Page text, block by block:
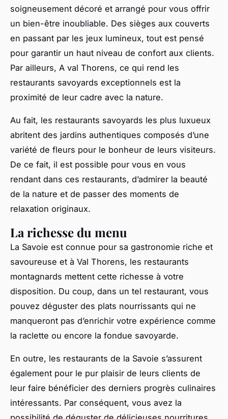
soigneusement décoré et arrangé pour vous offrir
un bien-être inoubliable. Des sièges aux couverts
en passant par les jeux lumineux, tout est pensé
pour garantir un haut niveau de confort aux clients.
Par ailleurs, A val Thorens, ce qui rend les
restaurants savoyards exceptionnels est la
proximité de leur cadre avec la nature.
Au fait, les restaurants savoyards les plus luxueux
abritent des jardins authentiques composés d’une
variété de fleurs pour le bonheur de leurs visiteurs.
De ce fait, il est possible pour vous en vous
rendant dans ces restaurants, d’admirer la beauté
de la nature et de passer des moments de
relaxation originaux.
La richesse du menu
La Savoie est connue pour sa gastronomie riche et
savoureuse et à Val Thorens, les restaurants
montagnards mettent cette richesse à votre
disposition. Du coup, dans un tel restaurant, vous
pouvez déguster des plats nourrissants qui ne
manqueront pas d’enrichir votre expérience comme
la raclette ou encore la fondue savoyarde.
En outre, les restaurants de la Savoie s’assurent
également pour le pur plaisir de leurs clients de
leur faire bénéficier des derniers progrès culinaires
intéressants. Par conséquent, vous avez la